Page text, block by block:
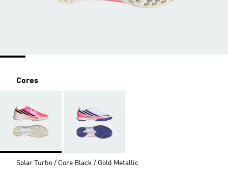
Cores
Solar Turbo / Core Black / Gold Metallic